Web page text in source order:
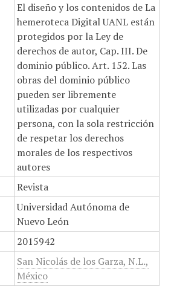
El diseño y los contenidos de La
hemeroteca Digital UANL están
protegidos por la Ley de
derechos de autor, Cap. III. De
dominio público. Art. 152. Las
obras del dominio público
pueden ser libremente
utilizadas por cualquier
persona, con la sola restricción
de respetar los derechos
morales de los respectivos
autores
Revista
Universidad Autónoma de
Nuevo León
2015942
San Nicolás de los Garza, N.L.,
México